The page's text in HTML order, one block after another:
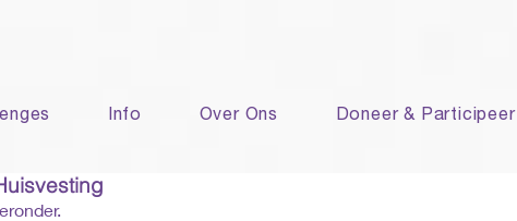
Info Over Ons Doneer & Participeer